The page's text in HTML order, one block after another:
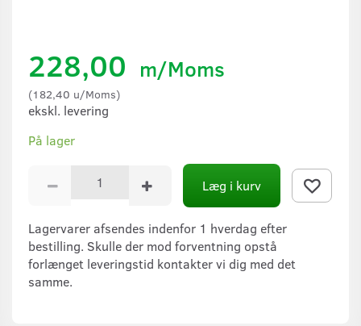
228,00 m/Moms
(182,40 u/Moms)
ekskl. levering
På lager
Læg i kurv
Lagervarer afsendes indenfor 1 hverdag efter
bestilling. Skulle der mod forventning opstå
forlænget leveringstid kontakter vi dig med det
samme.